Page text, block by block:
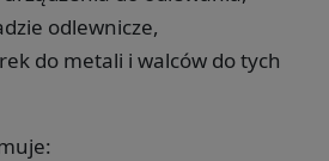
odlewnicze,
do metali i walców do tych